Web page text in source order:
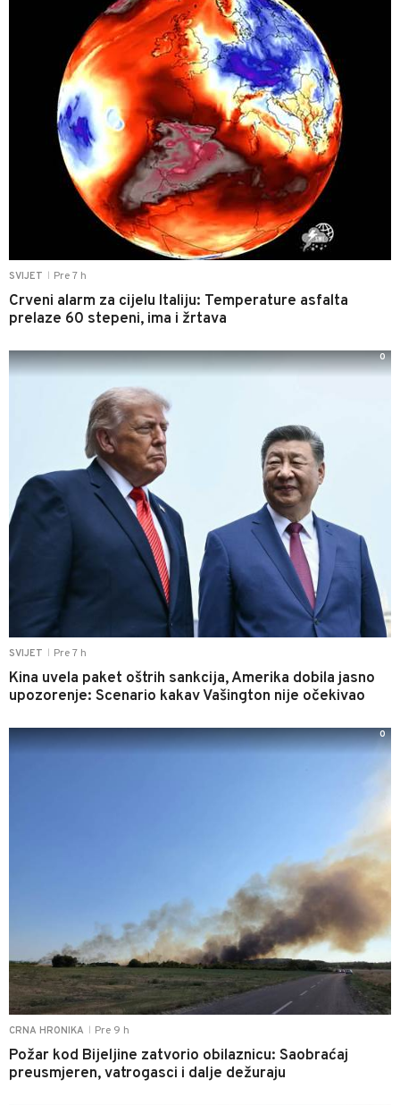
SVIJET Pre 7 h
Crveni alarm za cijelu Italiju: Temperature asfalta
prelaze 60 stepeni, ima i žrtava
SVIJET Pre 7 h
Kina uvela paket oštrih sankcija, Amerika dobila jasno
upozorenje: Scenario kakav Vašington nije očekivao
0
CRNA HRONIKA Pre 9 h
Požar kod Bijeljine zatvorio obilaznicu: Saobraćaj
preusmjeren, vatrogasci i dalje dežuraju
0